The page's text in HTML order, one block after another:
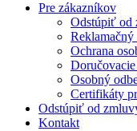
Pre zákazníkov
Odstúpiť od
Ochrana
Osobný
Certifikáty
Odstúpiť od
Kontakt